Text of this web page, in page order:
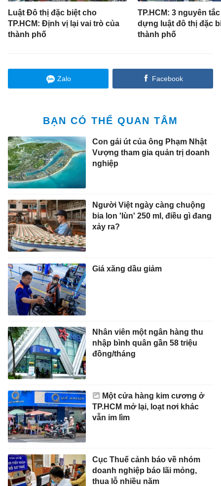
Luật Đô thị đặc biệt cho
TP.HCM: Định vị lại vai trò của
thành phố
TP.HCM: 3 nguyên
dựng luật đô thị đặc
thành phố
Zalo Facebook
BẠN CÓ THỂ QUAN TÂM
Con gái út của ông Phạm Nhật
Vượng tham gia quản trị doanh
nghiệp
Người Việt ngày càng chuộng
bia lon 'lùn' 250 ml, điều gì đang
xảy ra?
Giá xăng dầu giảm
Nhân viên một ngân hàng thu
nhập bình quân gần 58 triệu
đồng/tháng
Một cửa hàng kim cương ở
TP.HCM mở lại, loạt nơi khác
vẫn im lìm
Cục Thuế cảnh báo về nhóm
doanh nghiệp báo lãi mỏng,
thua lỗ nhiều năm